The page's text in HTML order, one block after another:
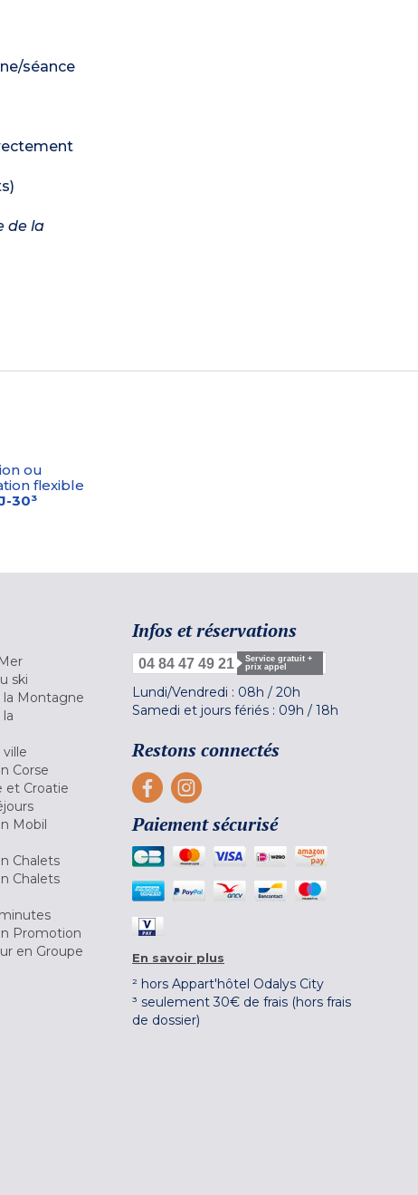
séance
de la
ou
flexible
30³
ski
la Montagne
Corse
et Croatie
Mobil
Chalets
Chalets
Promotion
en Groupe
Infos et réservations
04 84 47 49 21
Service gratuit +
prix appel
Lundi/Vendredi : 08h / 20h
Samedi et jours fériés : 09h / 18h
Restons connectés
Paiement sécurisé
En savoir plus
² hors Appart'hôtel Odalys City
³ seulement 30€ de frais (hors frais
de dossier)